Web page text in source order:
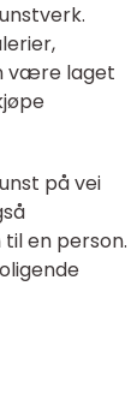
være laget
på vei
en person.